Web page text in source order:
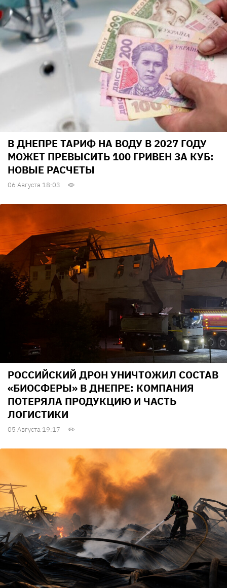
В ДНЕПРЕ ТАРИФ НА ВОДУ В 2027 ГОДУ
МОЖЕТ ПРЕВЫСИТЬ 100 ГРИВЕН ЗА КУБ:
НОВЫЕ РАСЧЕТЫ
06 Августа 18:03
РОССИЙСКИЙ ДРОН УНИЧТОЖИЛ СОСТАВ
«БИОСФЕРЫ» В ДНЕПРЕ: КОМПАНИЯ
ПОТЕРЯЛА ПРОДУКЦИЮ И ЧАСТЬ
ЛОГИСТИКИ
05 Августа 19:17